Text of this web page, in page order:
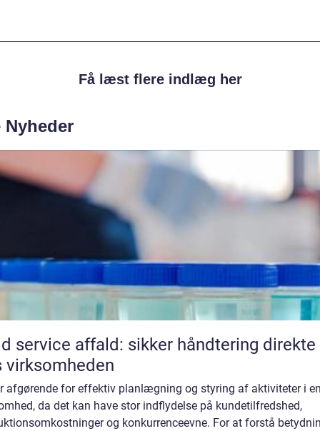
Få læst flere indlæg her
Nyheder
service affald: sikker håndtering direkte
virksomheden
afgørende for effektiv planlægning og styring af aktiviteter i
da det kan have stor indflydelse på kundetilfredshed,
og konkurrenceevne. For at forstå